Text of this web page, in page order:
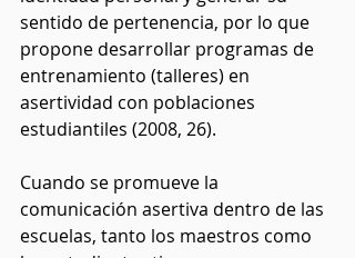
sentido de pertenencia, por lo que
propone desarrollar programas de
entrenamiento (talleres) en
asertividad con poblaciones
estudiantiles (2008, 26).
Cuando se promueve la
comunicación asertiva dentro de las
escuelas, tanto los maestros como